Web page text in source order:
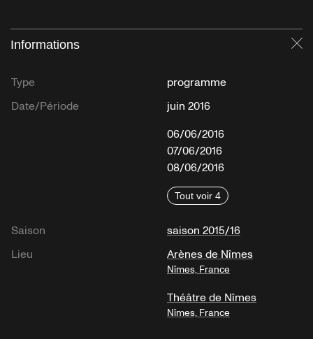
Informations
Type
programme
Date/Période
juin 2016
06/06/2016
07/06/2016
08/06/2016
Tout voir 4
Saison
saison 2015/16
Lieu
Arènes de Nîmes
Nîmes, France
Théâtre de Nîmes
Nîmes, France